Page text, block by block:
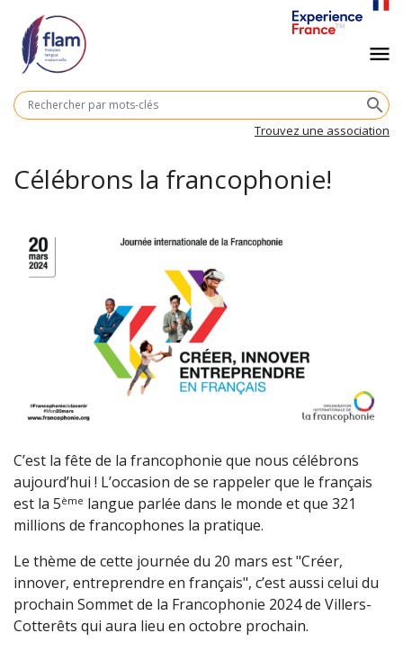
contenu
principal
Navigation
principalesearch
Trouvez une association
menu
Célébrons la francophonie!
C’est la fête de la francophonie que nous célébrons
aujourd’hui ! L’occasion de se rappeler que le français
est la 5ème langue parlée dans le monde et que 321
millions de francophones la pratique.
Le thème de cette journée du 20 mars est "Créer,
innover, entreprendre en français", c’est aussi celui du
prochain Sommet de la Francophonie 2024 de Villers-
Cotterêts qui aura lieu en octobre prochain.